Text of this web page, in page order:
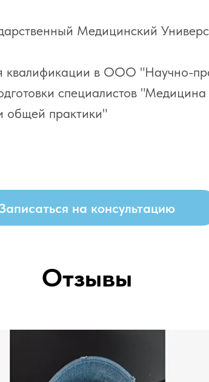
Медицинский
квалификации в ООО "Научно-
специалистов
общей практики"
на консультацию
Отзывы